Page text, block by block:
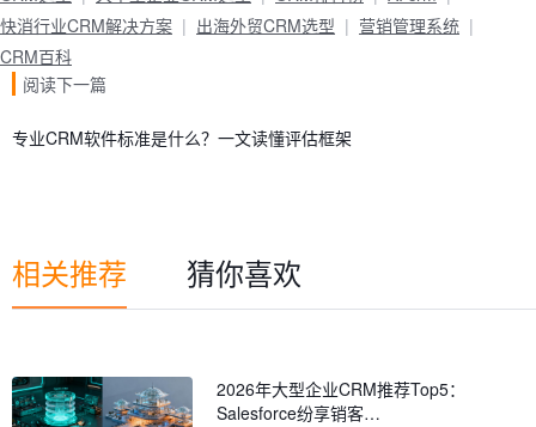
快消行业CRM解决方案
出海外贸CRM选型
营销管理系统
CRM百科
阅读下一篇
专业CRM软件标准是什么？一文读懂评估框架
相关推荐 猜你喜欢
2026年大型企业CRM推荐Top5：
Salesforce纷享销客…